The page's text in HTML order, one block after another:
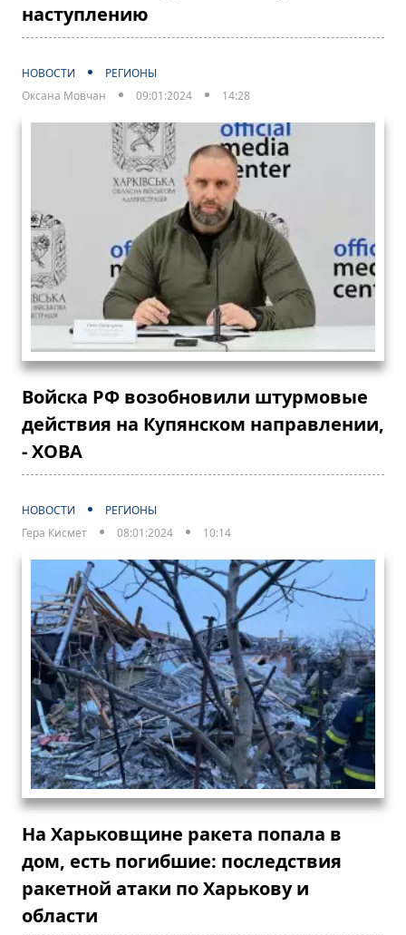
наступлению
НОВОСТИ
РЕГИОНЫ
Оксана Мовчан
09:01:2024 14:28
Войска РФ возобновили штурмовые
действия на Купянском направлении,
- ХОВА
НОВОСТИ
РЕГИОНЫ
Гера Кисмет
08:01:2024 10:14
На Харьковщине ракета попала в
дом, есть погибшие: последствия
ракетной атаки по Харькову и
области